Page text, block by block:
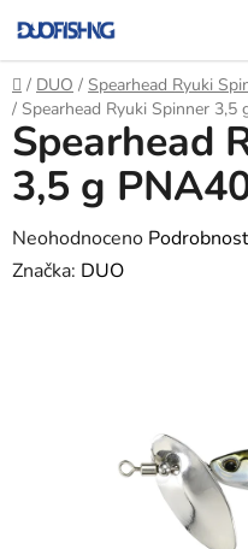
na
obsah
Domů
/ DUO / Spearhead Ryuki
/ Spearhead Ryuki Spinner 3,5
Spearhead
3,5 g
Průměrné
hodnocení
Neohodnoceno
Značka: DUO